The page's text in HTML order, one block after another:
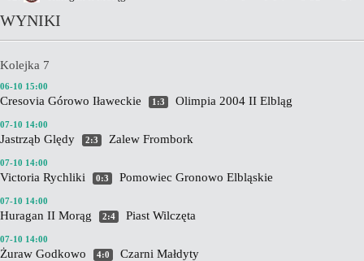
WYNIKI
Kolejka 7
06-10 15:00
Cresovia Górowo Iławeckie 1:3 Olimpia 2004 II Elbląg
07-10 14:00
Jastrząb Ględy 2:3 Zalew Frombork
07-10 14:00
Victoria Rychliki 0:3 Pomowiec Gronowo Elbląskie
07-10 14:00
Huragan II Morąg 2:4 Piast Wilczęta
07-10 14:00
Żuraw Godkowo 4:0 Czarni Małdyty